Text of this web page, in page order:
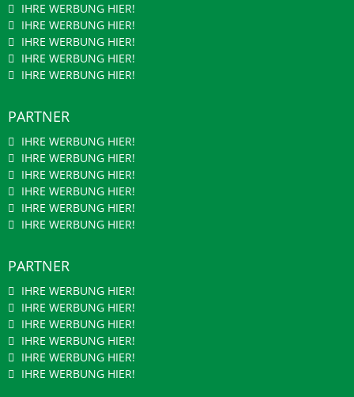
IHRE WERBUNG HIER!
IHRE WERBUNG HIER!
IHRE WERBUNG HIER!
IHRE WERBUNG HIER!
IHRE WERBUNG HIER!
PARTNER
IHRE WERBUNG HIER!
IHRE WERBUNG HIER!
IHRE WERBUNG HIER!
IHRE WERBUNG HIER!
IHRE WERBUNG HIER!
IHRE WERBUNG HIER!
PARTNER
IHRE WERBUNG HIER!
IHRE WERBUNG HIER!
IHRE WERBUNG HIER!
IHRE WERBUNG HIER!
IHRE WERBUNG HIER!
IHRE WERBUNG HIER!